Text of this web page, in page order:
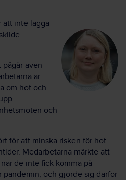
att inte lägga
även
är
om hot och
och
för att minska risken för hot
Medarbetarna märkte att
de inte fick komma på
och gjorde sig därför